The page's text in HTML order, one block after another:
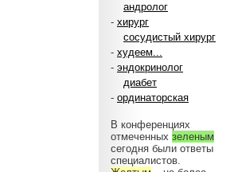
андролог
- хирург
сосудистый хирург
- худеем...
- эндокринолог
диабет
- ординаторская
В конференциях
отмеченных зеленым
сегодня были ответы
специалистов.